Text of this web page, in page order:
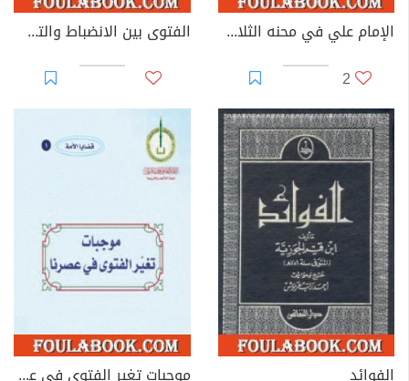
الإمام علي في محنه الثلاث - الآثار الكاملة
2
الفتوى بين الانضباط والتسيب
الفوائد موجبات تغير الفتوى في عصرنا